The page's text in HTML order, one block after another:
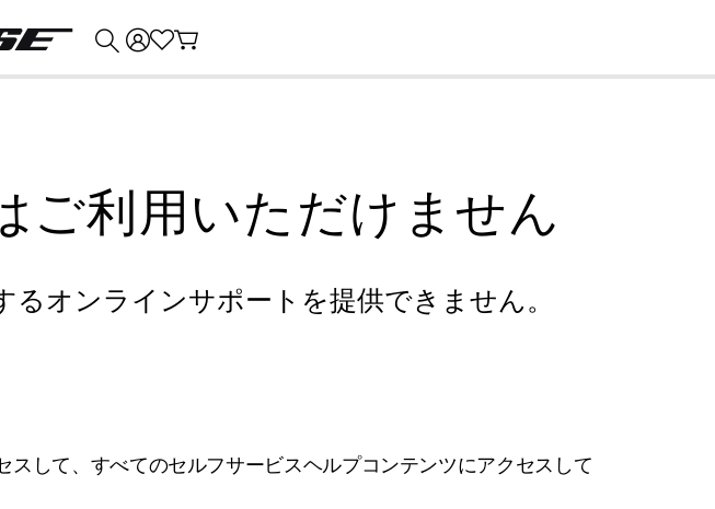
ご利用いただけません
オンラインサポートを提供できません。
して、すべてのセルフサービスヘルプコンテンツにアクセスして